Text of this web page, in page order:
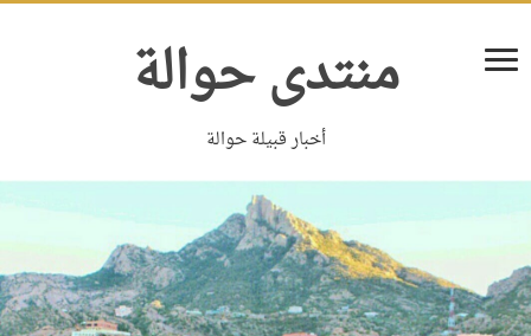
منتدى حوالة
أخبار قبيلة حوالة